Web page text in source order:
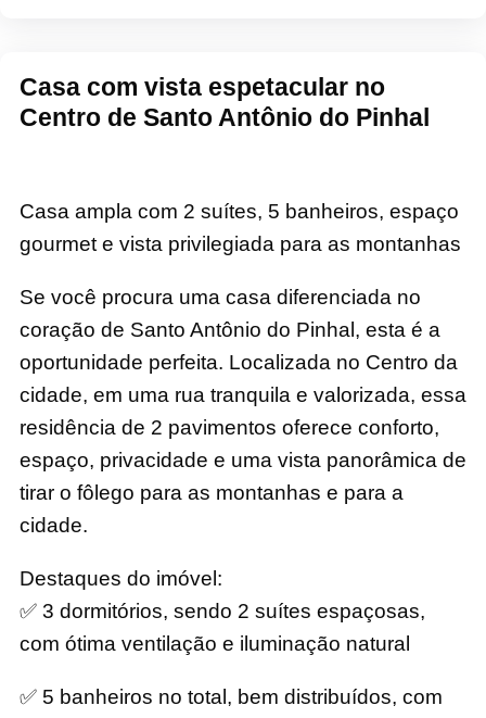
Casa com vista espetacular no
Centro de Santo Antônio do Pinhal
Casa ampla com 2 suítes, 5 banheiros, espaço
gourmet e vista privilegiada para as montanhas
Se você procura uma casa diferenciada no
coração de Santo Antônio do Pinhal, esta é a
oportunidade perfeita. Localizada no Centro da
cidade, em uma rua tranquila e valorizada, essa
residência de 2 pavimentos oferece conforto,
espaço, privacidade e uma vista panorâmica de
tirar o fôlego para as montanhas e para a
cidade.
Destaques do imóvel:
✅ 3 dormitórios, sendo 2 suítes espaçosas,
com ótima ventilação e iluminação natural
✅ 5 banheiros no total, bem distribuídos, com